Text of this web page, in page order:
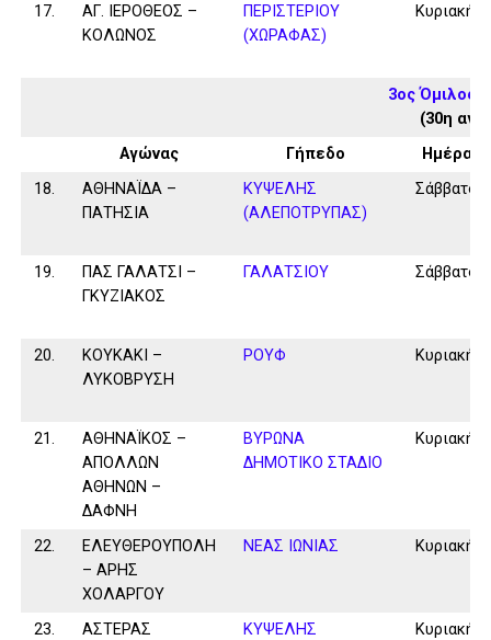
17.
ΑΓ. ΙΕΡΟΘΕΟΣ –
ΚΟΛΩΝΟΣ
ΠΕΡΙΣΤΕΡΙΟΥ
(ΧΩΡΑΦΑΣ)
Κυριακή
3ος Όμιλος
(30η
Αγώνας
Γήπεδο
Ημέρα
18.
ΑΘΗΝΑΪΔΑ –
ΠΑΤΗΣΙΑ
ΚΥΨΕΛΗΣ
(ΑΛΕΠΟΤΡΥΠΑΣ)
Σάββατο
19.
ΠΑΣ ΓΑΛΑΤΣΙ –
ΓΚΥΖΙΑΚΟΣ
ΓΑΛΑΤΣΙΟΥ Σάββατο
20.
ΚΟΥΚΑΚΙ –
ΛΥΚΟΒΡΥΣΗ
ΡΟΥΦ Κυριακή
21.
ΑΘΗΝΑΪΚΟΣ –
ΑΠΟΛΛΩΝ
ΑΘΗΝΩΝ –
ΔΑΦΝΗ
ΒΥΡΩΝΑ
ΔΗΜΟΤΙΚΟ ΣΤΑΔΙΟ
Κυριακή
22.
ΕΛΕΥΘΕΡΟΥΠΟΛΗ
– ΑΡΗΣ
ΧΟΛΑΡΓΟΥ
ΝΕΑΣ ΙΩΝΙΑΣ Κυριακή
23.
ΑΣΤΕΡΑΣ
ΚΥΨΕΛΗΣ
Κυριακή